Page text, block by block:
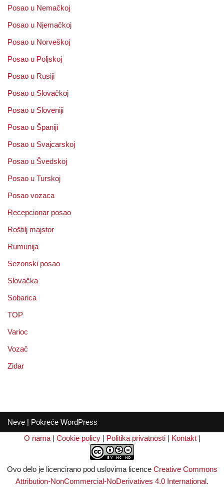
Posao u Nemačkoj
Posao u Njemačkoj
Posao u Norveškoj
Posao u Poljskoj
Posao u Rusiji
Posao u Slovačkoj
Posao u Sloveniji
Posao u Španiji
Posao u Svajcarskoj
Posao u Švedskoj
Posao u Turskoj
Posao vozaca
Recepcionar posao
Roštilj majstor
Rumunija
Sezonski posao
Slovačka
Sobarica
TOP
Varioc
Vozač
Zidar
Neve | Pokreće WordPress
O nama | Cookie policy | Politika privatnosti | Kontakt |
Ovo delo je licencirano pod uslovima licence Creative Commons
Attribution-NonCommercial-NoDerivatives 4.0 International.